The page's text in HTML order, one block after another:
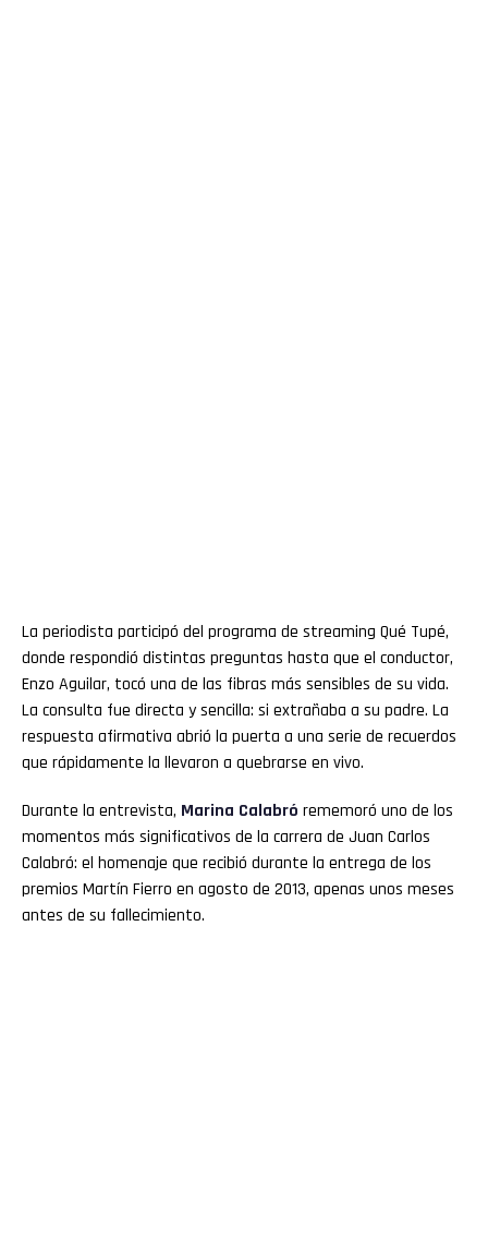
La periodista participó del programa de streaming Qué Tupé,
donde respondió distintas preguntas hasta que el conductor,
Enzo Aguilar, tocó una de las fibras más sensibles de su vida.
La consulta fue directa y sencilla: si extrañaba a su padre. La
respuesta afirmativa abrió la puerta a una serie de recuerdos
que rápidamente la llevaron a quebrarse en vivo.
Durante la entrevista, Marina Calabró rememoró uno de los
momentos más significativos de la carrera de Juan Carlos
Calabró: el homenaje que recibió durante la entrega de los
premios Martín Fierro en agosto de 2013, apenas unos meses
antes de su fallecimiento.